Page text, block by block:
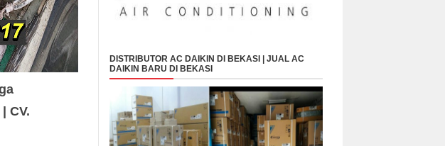
CV.
DISTRIBUTOR AC DAIKIN DI BEKASI | JUAL AC
DAIKIN BARU DI BEKASI